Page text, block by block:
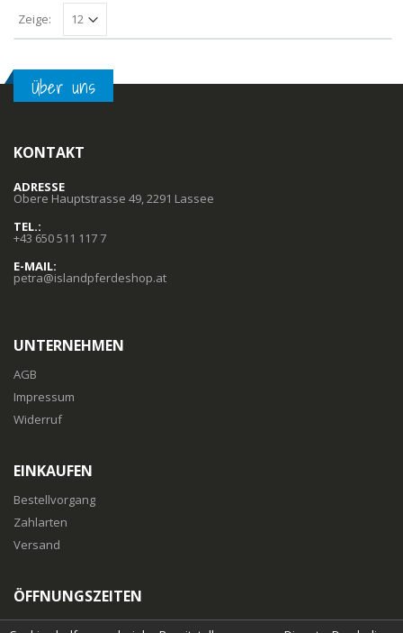
Zeige:
Über uns
KONTAKT
ADRESSE
Obere Hauptstrasse 49, 2291 Lassee
TEL.:
+43 650 511 117 7
E-MAIL:
petra@islandpferdeshop.at
UNTERNEHMEN
AGB
Impressum
Widerruf
EINKAUFEN
Bestellvorgang
Zahlarten
Versand
ÖFFNUNGSZEITEN